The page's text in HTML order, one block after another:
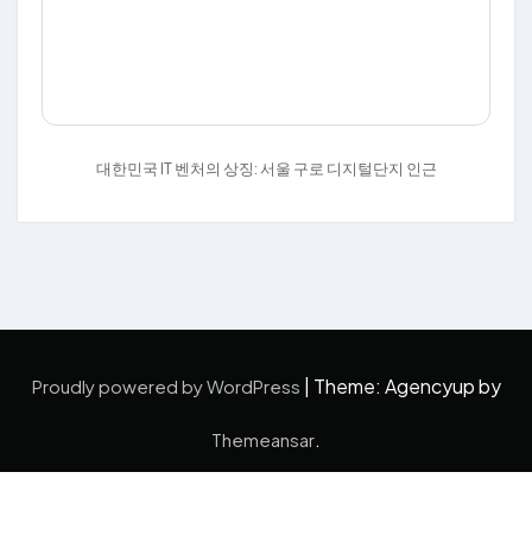
대한민국 IT 벤처의 상징: 서울 구로 디지털단지 인근
Proudly powered by WordPress Theme: Agencyup by
Themeansar.